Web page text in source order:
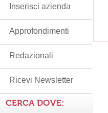
Inserisci azienda
Approfondimenti
Redazionali
Ricevi Newsletter
CERCA DOVE: